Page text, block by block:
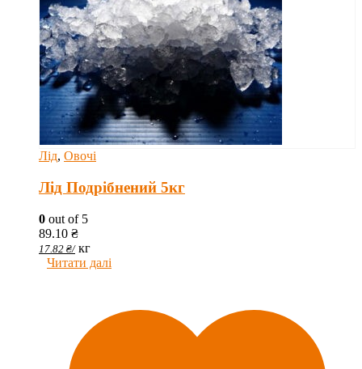
Лід, Овочі
Лід Подрібнений 5кг
0 out of 5
89.10 ₴
17.82 ₴/ кг
Читати далі